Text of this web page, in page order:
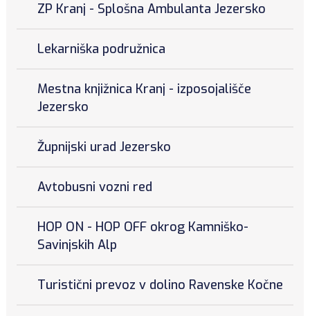
ZP Kranj - Splošna Ambulanta Jezersko
Lekarniška podružnica
Mestna knjižnica Kranj - izposojališče
Jezersko
Župnijski urad Jezersko
Avtobusni vozni red
HOP ON - HOP OFF okrog Kamniško-
Savinjskih Alp
Turistični prevoz v dolino Ravenske Kočne